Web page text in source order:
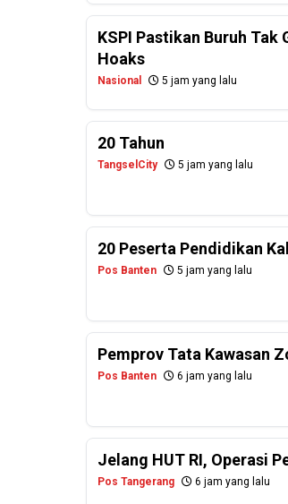
KSPI Pastikan Buruh Tak
Hoaks
Nasional 5 jam yang lalu
20 Tahun
TangselCity 5 jam yang lalu
20 Peserta Pendidikan
Pos Banten 5 jam yang lalu
Pemprov Tata Kawasan
Pos Banten 6 jam yang lalu
Jelang HUT RI, Operasi
Pos Tangerang 6 jam yang lalu